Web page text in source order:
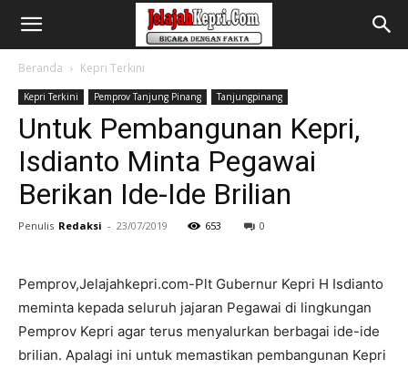
Beranda Kepri Terkini
Kepri Terkini Pemprov Tanjung Pinang Tanjungpinang
Untuk Pembangunan Kepri,
Isdianto Minta Pegawai
Berikan Ide-Ide Brilian
Penulis Redaksi - 23/07/2019 653 0
Pemprov,Jelajahkepri.com-Plt Gubernur Kepri H Isdianto
meminta kepada seluruh jajaran Pegawai di lingkungan
Pemprov Kepri agar terus menyalurkan berbagai ide-ide
brilian. Apalagi ini untuk memastikan pembangunan Kepri